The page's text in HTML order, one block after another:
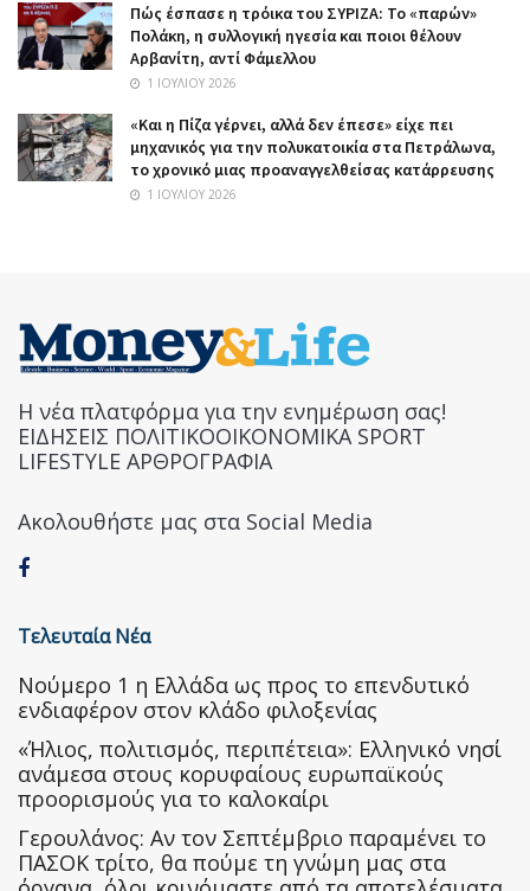
Πώς έσπασε η τρόικα του ΣΥΡΙΖΑ: Το «παρών»
Πολάκη, η συλλογική ηγεσία και ποιοι θέλουν
Αρβανίτη, αντί Φάμελλου
1 ΙΟΥΛΊΟΥ 2026
«Και η Πίζα γέρνει, αλλά δεν έπεσε» είχε πει
μηχανικός για την πολυκατοικία στα Πετράλωνα,
το χρονικό μιας προαναγγελθείσας κατάρρευσης
1 ΙΟΥΛΊΟΥ 2026
Η νέα πλατφόρμα για την ενημέρωση σας!
ΕΙΔΗΣΕΙΣ ΠΟΛΙΤΙΚΟΟΙΚΟΝΟΜΙΚΑ SPORT
LIFESTYLE ΑΡΘΡΟΓΡΑΦΙΑ
Ακολουθήστε μας στα Social Media
Τελευταία Νέα
Nούμερο 1 η Ελλάδα ως προς το επενδυτικό
ενδιαφέρον στον κλάδο φιλοξενίας
«Ήλιος, πολιτισμός, περιπέτεια»: Ελληνικό νησί
ανάμεσα στους κορυφαίους ευρωπαϊκούς
προορισμούς για το καλοκαίρι
Γερουλάνος: Αν τον Σεπτέμβριο παραμένει το
ΠΑΣΟΚ τρίτο, θα πούμε τη γνώμη μας στα